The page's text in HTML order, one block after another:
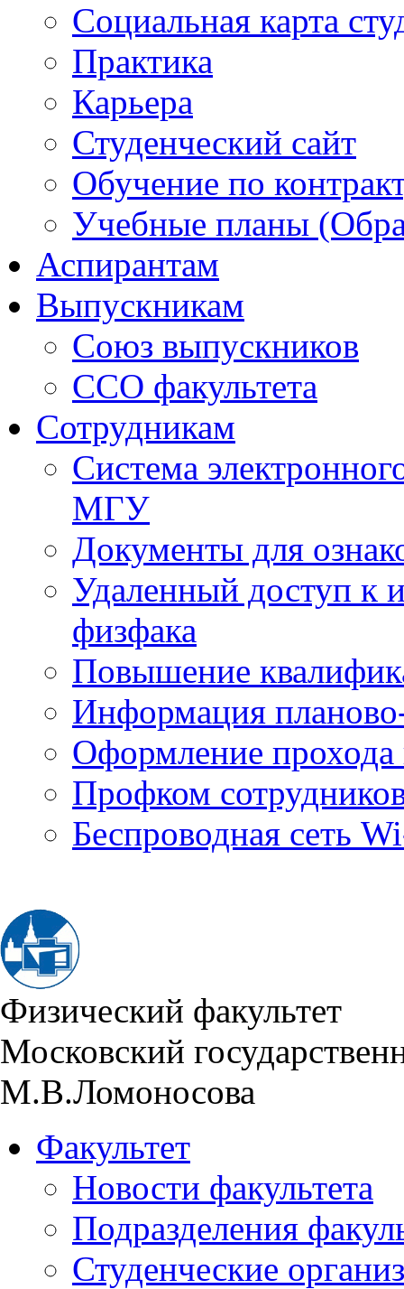
Социальная карта
Практика
Карьера
Студенческий сайт
Обучение по
Учебные планы
Аспирантам
Выпускникам
Союз выпускников
ССО факультета
Сотрудникам
Система
МГУ
Документы для
Удаленный доступ к
физфака
Повышение
Информация
Оформление прохода
Профком
Беспроводная сеть
Физический факультет
Московский
М.В.Ломоносова
Факультет
Новости факультета
Подразделения
Студенческие